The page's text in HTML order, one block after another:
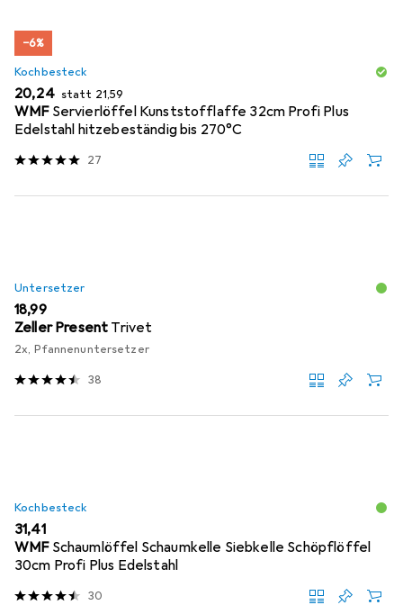
−6%
Kochbesteck
EUR
20,24 statt EUR
21,59
WMF Servierlöffel Kunststofflaffe 32cm Profi Plus
Edelstahl hitzebeständig bis 270°C
27
Untersetzer
EUR
18,99
Zeller Present Trivet
2x, Pfannenuntersetzer
38
Kochbesteck
EUR
31,41
WMF Schaumlöffel Schaumkelle Siebkelle Schöpflöffel
30cm Profi Plus Edelstahl
30